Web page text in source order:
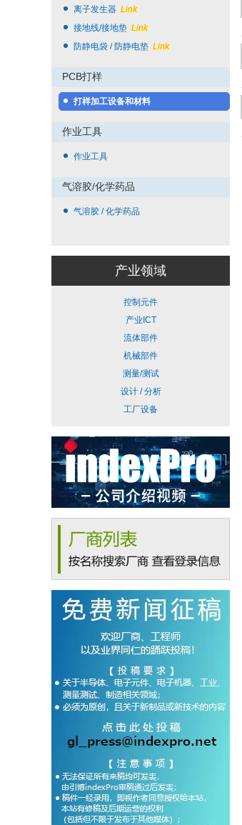
离子发生器 Link
接地线/接地垫 Link
防静电袋 / 防静电垫 Link
PCB打样
打样加工设备和材料
作业工具
作业工具
气溶胶/化学药品
气溶胶 / 化学药品
产业领域
控制元件
产业ICT
流体部件
机械部件
测量/测试
设计 / 分析
工厂设备